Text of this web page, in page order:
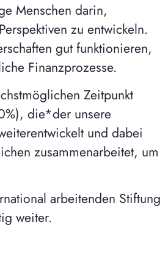
Menschen darin,
zu entwickeln.
gut funktionieren,
Finanzprozesse.
Zeitpunkt
die*der unsere
und dabei
zusammenarbeitet, um
arbeitenden Stiftung
weiter.